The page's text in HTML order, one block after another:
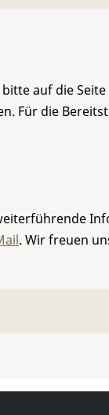
auf die Seite
Für die
. Wir freuen